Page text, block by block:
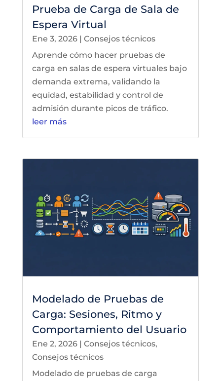
Prueba de Carga de Sala de
Espera Virtual
Ene 3, 2026| Consejos técnicos
Aprende cómo hacer pruebas de
carga en salas de espera virtuales bajo
demanda extrema, validando la
equidad, estabilidad y control de
admisión durante picos de tráfico.
leer más
Modelado de Pruebas de
Carga: Sesiones, Ritmo y
Comportamiento del Usuario
Ene 2, 2026| Consejos técnicos,
Consejos técnicos
Modelado de pruebas de carga